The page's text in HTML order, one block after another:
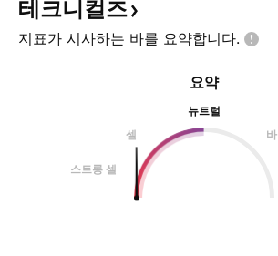
작된 광무의 무빙에서 하락 임펄스
가 터진날은 5월 2일이고 이때 패닉
나와 추세대 중단을 깨고 저점까지
왔습니다. 보통 저는 추세대 중단에
서 지지받고 올라가는것보다 이
테크니컬즈
지표가 시사하는 바를 요약합니다.
요약
뉴트럴
셀
스트롱 셀